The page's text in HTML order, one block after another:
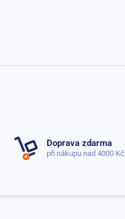
Doprava zdarma
při nákupu nad 4000 Kč